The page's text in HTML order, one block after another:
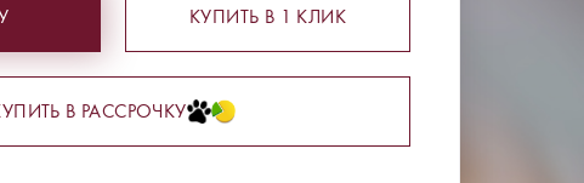
В РАССРОЧКУ
КУПИТЬ В 1 КЛИК